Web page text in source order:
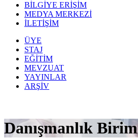
BİLGİYE ERİŞİM
MEDYA MERKEZİ
İLETİŞİM
ÜYE
STAJ
EĞİTİM
MEVZUAT
YAYINLAR
ARŞİV
Danışmanlık